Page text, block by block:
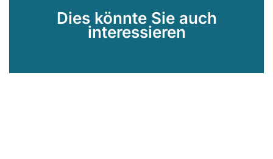
Dies könnte Sie auch
interessieren